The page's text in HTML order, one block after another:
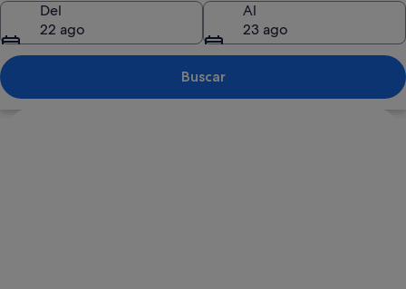
Del
22 ago
Al
23 ago
Buscar